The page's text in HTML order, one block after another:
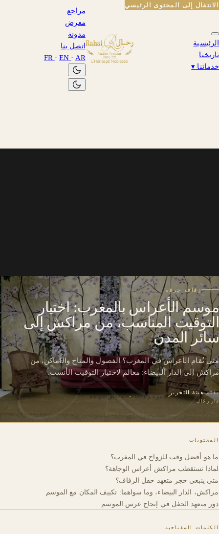
الانتقال إلى المحتوى الرئيسي
الرئيسية
تاريخنا
خدماتنا ▾
مراجع
معرض
مدونة
اتصل بنا
FR ·EN · AR
زفاف· حِرفة
موسم الأعراس بالمغرب: اختيار
التوقيت المناسب، من مراكش إلى
سائر المدن
متى تُقام الأعراس في المغرب؟ الفصول والمناخ والأماكن، من
مراكش إلى الدار البيضاء: معالم لاختيار التوقيت الأنسب.
بقلمهيئة التحرير
دار رحّال
4 يونيو 2026 2 دقائق قراءة
المحتويات
ما هو أفضل وقت للزواج في المغرب؟
لماذا تستقطب مراكش أعراس الوجاهة؟
متى ينبغي حجز متعهد حفل الزفاف؟
مراكش، الدار البيضاء، وما سواهما: تكييف المكان مع الموسم
دور متعهد الحفل في إنجاح عرس الموسم
الكلمات المفتاحية